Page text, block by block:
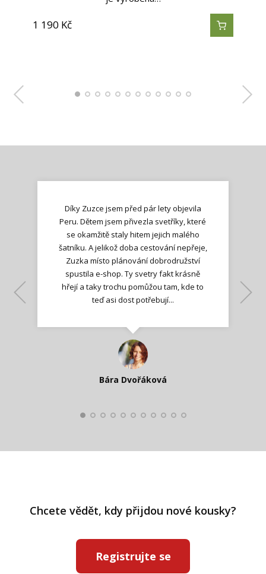
1 190 Kč
1 190 Kč
1 190 Kč
490Kč
590Kč
590Kč
990Kč
990Kč
890Kč
490Kč
490Kč
390Kč
Díky Zuzce jsem před pár lety objevila
Peru. Dětem jsem přivezla svetříky, které
se okamžitě staly hitem jejich malého
šatníku. A jelikož doba cestování nepřeje,
Zuzka místo plánování dobrodružství
spustila e-shop. Ty svetry fakt krásně
hřejí a taky trochu pomůžou tam, kde to
teď asi dost potřebují...
Bára Dvořáková
Jana T.
Kateřina Veleta Štěpánová
Ilona M.
Lenka K.
Nadšená zpráva
Katka Perháčová
Smolková
Lenka K.
Chcete vědět, kdy přijdou nové kousky?
Registrujte se